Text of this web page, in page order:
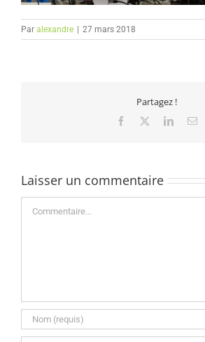
Par alexandre 27 mars 2018
Partagez !
Facebook LinkedIn
Laisser un commentaire